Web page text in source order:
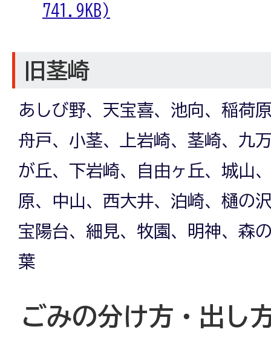
741.9KB)
旧茎崎
あしび野、天宝喜、池向、稲荷
舟戸、小茎、上岩崎、茎崎、九
が丘、下岩崎、自由ヶ丘、城山
原、中山、西大井、泊崎、樋の
宝陽台、細見、牧園、明神、森
葉
ごみの分け方・出し